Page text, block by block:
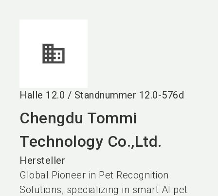
Halle 12.0 / Standnummer 12.0-576d
Chengdu Tommi
Technology Co.,Ltd.
Hersteller
Global Pioneer in Pet Recognition
Solutions, specializing in smart AI pet